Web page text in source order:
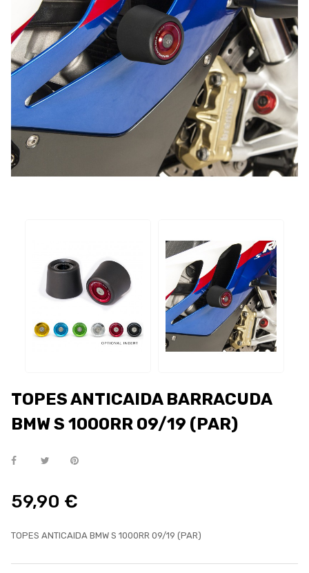
TOPES ANTICAIDA BARRACUDA
BMW S 1000RR 09/19 (PAR)
59,90 €
TOPES ANTICAIDA BMW S 1000RR 09/19 (PAR)